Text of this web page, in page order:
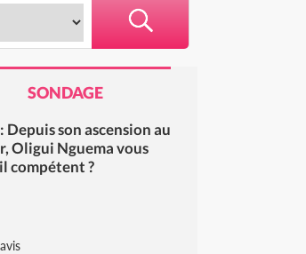
SONDAGE
Depuis son ascension au
Oligui Nguema vous
compétent ?